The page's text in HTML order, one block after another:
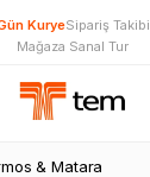
KuryeSipariş Takibi
Mağaza Sanal Tur
& Matara